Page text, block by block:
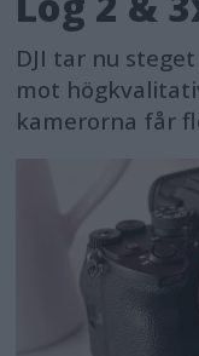
DJI tar nu
mot
kamerorna får